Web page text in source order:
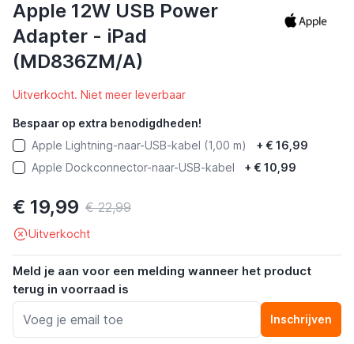
Apple 12W USB Power
Adapter - iPad
(MD836ZM/A)
Uitverkocht. Niet meer leverbaar
Bespaar op extra benodigdheden!
Apple Lightning-naar-USB-kabel (1,00 m)
+ € 16,99
Apple Dockconnector-naar-USB-kabel
+ € 10,99
€ 19,99 € 22,99
Uitverkocht
Meld je aan voor een melding wanneer het product
terug in voorraad is
Inschrijven